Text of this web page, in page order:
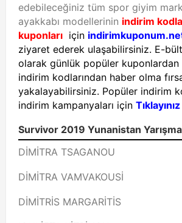
edebileceğiniz tüm spor giyim
ayakkabı modellerinin indirim
kuponları için
ziyaret ederek ulaşabilirsiniz. E-
olarak günlük popüler kuponlardan
indirim kodlarından haber olma
yakalayabilirsiniz. Popüler indirim
indirim kampanyaları için Tıklayınız
Survivor 2019 Yunanistan
DİMİTRA TSAGANOU
DİMİTRA VAMVAKOUSİ
DİMİTRİS MARGARİTİS